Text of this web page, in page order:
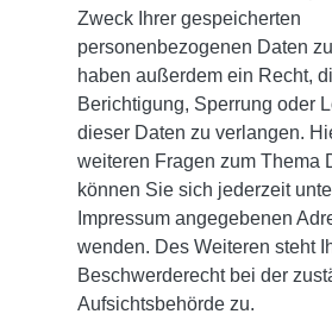
Zweck Ihrer gespeicherten
personenbezogenen Daten
haben außerdem ein Recht,
Berichtigung, Sperrung oder
dieser Daten zu verlangen.
weiteren Fragen zum Thema
können Sie sich jederzeit
Impressum angegebenen
wenden. Des Weiteren steht
Beschwerderecht bei der
Aufsichtsbehörde zu.